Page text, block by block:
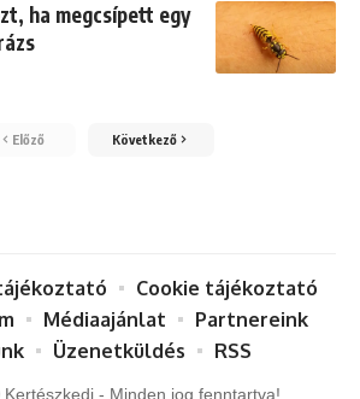
ha megcsípett egy
Előző Következő
- Minden jog fenntartva!
Cookie tájékoztató
Médiaajánlat
Partnereink
Üzenetküldés RSS